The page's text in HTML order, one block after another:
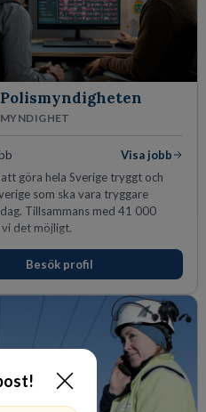
Polismyndigheten
MYNDIGHET
Visa jobb
göra hela Sverige tryggt och
som ska vara tryggare
Tillsammans med 41 000
det möjligt.
Besök profil